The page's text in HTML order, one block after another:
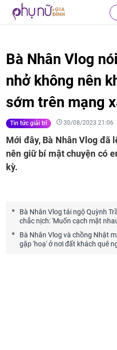
Bà Nhân Vlog
nhở không nên
sớm trên mạng
Tin tức giải trí 30/08/2023 21:06
Mới đây, Bà Nhân Vlog đã
nên giữ bí mật chuyện có
kỳ.
Bà Nhân Vlog tái ngộ Quỳnh
chắc nịch: 'Muốn cạch mặt
Bà Nhân Vlog và chồng Nhật
gặp 'hoạ' ở nơi đất khách quê